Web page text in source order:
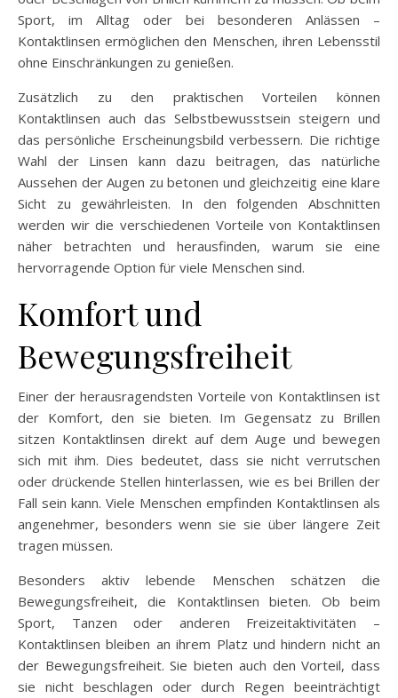
Sport, im Alltag oder bei besonderen Anlässen –
Kontaktlinsen ermöglichen den Menschen, ihren Lebensstil
ohne Einschränkungen zu genießen.
Zusätzlich zu den praktischen Vorteilen können
Kontaktlinsen auch das Selbstbewusstsein steigern und
das persönliche Erscheinungsbild verbessern. Die richtige
Wahl der Linsen kann dazu beitragen, das natürliche
Aussehen der Augen zu betonen und gleichzeitig eine klare
Sicht zu gewährleisten. In den folgenden Abschnitten
werden wir die verschiedenen Vorteile von Kontaktlinsen
näher betrachten und herausfinden, warum sie eine
hervorragende Option für viele Menschen sind.
Komfort und
Bewegungsfreiheit
Einer der herausragendsten Vorteile von Kontaktlinsen ist
der Komfort, den sie bieten. Im Gegensatz zu Brillen
sitzen Kontaktlinsen direkt auf dem Auge und bewegen
sich mit ihm. Dies bedeutet, dass sie nicht verrutschen
oder drückende Stellen hinterlassen, wie es bei Brillen der
Fall sein kann. Viele Menschen empfinden Kontaktlinsen als
angenehmer, besonders wenn sie sie über längere Zeit
tragen müssen.
Besonders aktiv lebende Menschen schätzen die
Bewegungsfreiheit, die Kontaktlinsen bieten. Ob beim
Sport, Tanzen oder anderen Freizeitaktivitäten –
Kontaktlinsen bleiben an ihrem Platz und hindern nicht an
der Bewegungsfreiheit. Sie bieten auch den Vorteil, dass
sie nicht beschlagen oder durch Regen beeinträchtigt